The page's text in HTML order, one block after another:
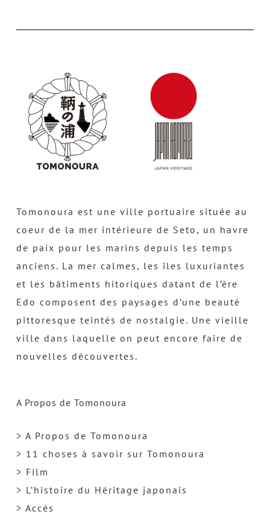
Tomonoura est une ville portuaire située au
coeur de la mer intérieure de Seto, un havre
de paix pour les marins depuis les temps
anciens. La mer calmes, les îles luxuriantes
et les bâtiments hitoriques datant de l’ère
Edo composent des paysages d’une beauté
pittoresque teintés de nostalgie. Une vieille
ville dans laquelle on peut encore faire de
nouvelles découvertes.
A Propos de Tomonoura
> A Propos de Tomonoura
> 11 choses à savoir sur Tomonoura
> Film
> L’histoire du Héritage japonais
> Accès